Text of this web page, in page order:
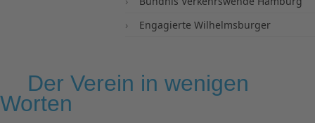
Engagierte Wilhelmsburger
Der Verein in wenigen
Worten